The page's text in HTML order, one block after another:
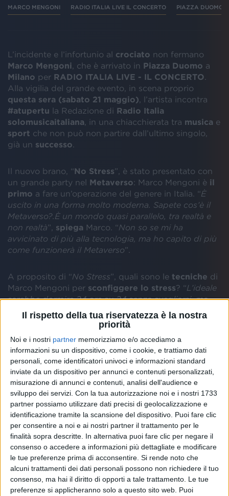
Il rispetto della tua riservatezza è la nostra
priorità
Noi e i nostri partner memorizziamo e/o accediamo a
informazioni su un dispositivo, come i cookie, e trattiamo dati
personali, come identificatori univoci e informazioni standard
inviate da un dispositivo per annunci e contenuti personalizzati,
misurazione di annunci e contenuti, analisi dell'audience e
sviluppo dei servizi. Con la tua autorizzazione noi e i nostri 1733
partner possiamo utilizzare dati precisi di geolocalizzazione e
identificazione tramite la scansione del dispositivo. Puoi fare clic
per consentire a noi e ai nostri partner il trattamento per le
finalità sopra descritte. In alternativa puoi fare clic per negare il
consenso o accedere a informazioni più dettagliate e modificare
le tue preferenze prima di acconsentire. Si rende noto che
alcuni trattamenti dei dati personali possono non richiedere il tuo
consenso, ma hai il diritto di opporti a tale trattamento. Le tue
preferenze si applicheranno solo a questo sito web. Puoi
MARCO MENGONI RADIO ITALIA LIVE IL CONCERTO PIAZZA DUOMO
L’incidente e l’infortunio al crociato non fermano
Marco Mengoni , che è arrivato in Piazza Duomo a
Milano per RADIO ITALIA LIVE - IL CONCERTO
Alla vigilia del grande evento, in scena proprio
questa sera (sabato 21 maggio) , l’artista incontra
#atupertu la Redazione di Radio Italia
solomusicaitaliana , in una chiacchierata tra musica e
sport che non può non partire dall’ultimo singolo,
già un successo
Il nuovo brano, “No Stress”, è stato presentato con
un grande party nel Metaverso: Marco Mengoni è il
primo a fare un’operazione del genere in Italia. “È
uscito in una forma molto moderna. Sapete cos’è il
Metaverso?.È un mondo quasi parallelo, tra realtà e
non realtà”, spiega Marco. “Non so se mi ha
avvicinato di più alla tecnologia, ma ho capito di più
come funzionerà il Metaverso”.
A proposito di “No Stress”, quali sono le tecniche di
Marco Mengoni per sconfiggere lo stress? “L’ideale
sarebbe dormire 24 ore su 24 senza svegliarsi, ma
non si può fare, anche perché il sonno è molto
importante ”,rispondeil cantautore. “Di solito, per
non stressarmi, mi sfogo con il tennis. Dato che
purtroppo il mio crociato ha deciso di non
adempiere più al suo ruolo, non potrò giocare e
quindi sarò molto stressato… state attenti quando mi
vedete in giro!
scherza
ai nostri microfoni nella
video-intervista #atupertuche potete vedere qui
sotto